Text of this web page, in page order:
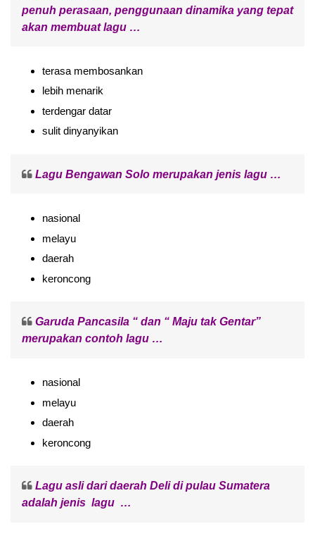
penuh perasaan, penggunaan dinamika yang tepat
akan membuat lagu …
terasa membosankan
lebih menarik
terdengar datar
sulit dinyanyikan
Lagu Bengawan Solo merupakan jenis lagu …
nasional
melayu
daerah
keroncong
Garuda Pancasila “ dan “ Maju tak Gentar”
merupakan contoh lagu …
nasional
melayu
daerah
keroncong
Lagu asli dari daerah Deli di pulau Sumatera
adalah jenis lagu …